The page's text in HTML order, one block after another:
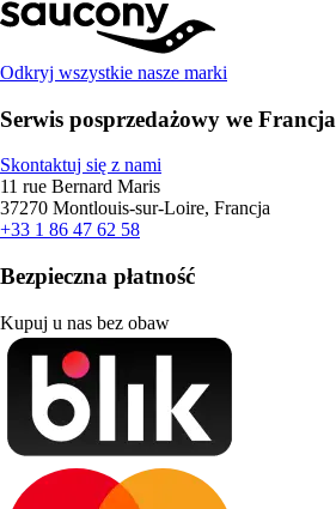
Odkryj wszystkie nasze marki
Serwis posprzedażowy we Francja
Skontaktuj się z nami
11 rue Bernard Maris
37270 Montlouis-sur-Loire, Francja
+33 1 86 47 62 58
Bezpieczna płatność
Kupuj u nas bez obaw